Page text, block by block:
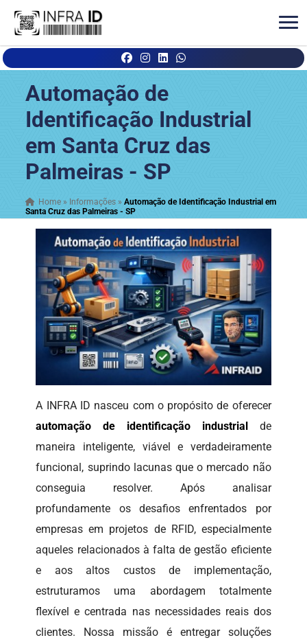
Automação de
Identificação Industrial
em Santa Cruz das
Palmeiras - SP
Home » Informações »Automação de Identificação Industrial em
Santa Cruz das Palmeiras - SP
A INFRA ID nasceu com o propósito de oferecer
automação de identificação industrial
de
maneira inteligente, viável e verdadeiramente
funcional, suprindo lacunas que o mercado não
conseguia resolver. Após analisar
profundamente os desafios enfrentados por
empresas em projetos de RFID, especialmente
aqueles relacionados à falta de gestão eficiente
e aos altos custos de implementação,
estruturamos uma abordagem totalmente
flexível e centrada nas necessidades reais dos
clientes. Nossa missão é entregar soluções